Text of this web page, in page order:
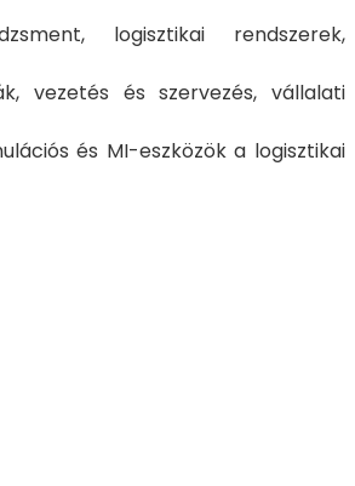
logisztikai rendszerek,
vezetés és szervezés, vállalati
és MI-eszközök a logisztikai